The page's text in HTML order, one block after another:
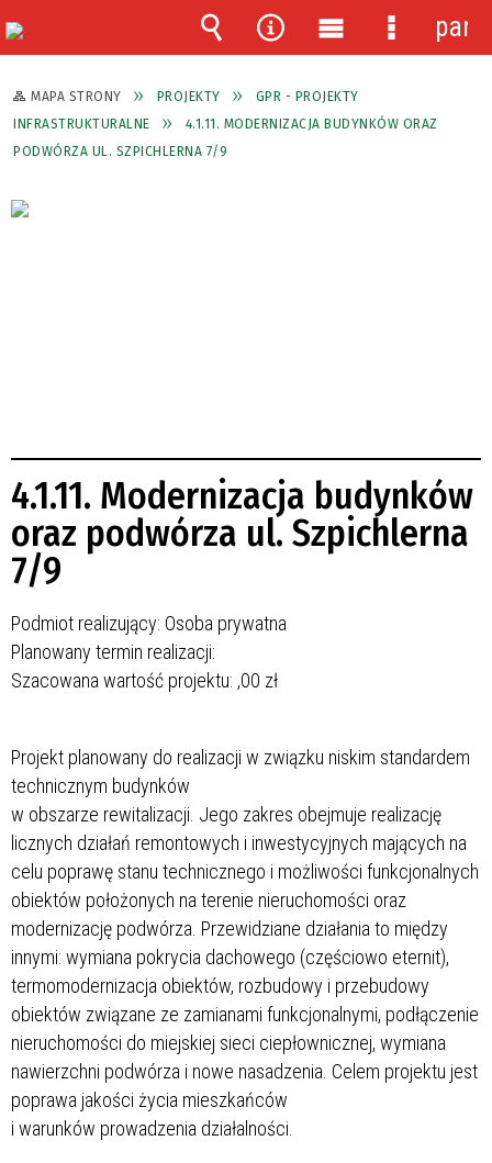
MAPA STRONY PROJEKTY
GPR - PROJEKTY
INFRASTRUKTURALNE
4.1.11. MODERNIZACJA BUDYNKÓW ORAZ
PODWÓRZA UL. SZPICHLERNA 7/9
4.1.11. Modernizacja budynków
oraz podwórza ul. Szpichlerna
7/9
Podmiot realizujący: Osoba prywatna
Planowany termin realizacji:
Szacowana wartość projektu: ,00 zł
Projekt planowany do realizacji w związku niskim standardem
technicznym budynków
w obszarze rewitalizacji. Jego zakres obejmuje realizację
licznych działań remontowych i inwestycyjnych mających na
celu poprawę stanu technicznego i możliwości funkcjonalnych
obiektów położonych na terenie nieruchomości oraz
modernizację podwórza. Przewidziane działania to między
innymi: wymiana pokrycia dachowego (częściowo eternit),
termomodernizacja obiektów, rozbudowy i przebudowy
obiektów związane ze zamianami funkcjonalnymi, podłączenie
nieruchomości do miejskiej sieci ciepłownicznej, wymiana
nawierzchni podwórza i nowe nasadzenia. Celem projektu jest
poprawa jakości życia mieszkańców
i warunków prowadzenia działalności.
Wyszukiwarka
Narzędzia
Menu
główne
Menu